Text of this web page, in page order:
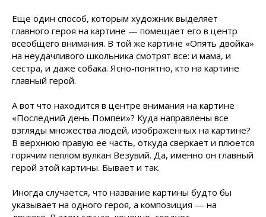
Еще один способ, которым художник выделяет
главного героя на картине — помещает его в центр
всеобщего внимания. В той же картине «Опять двойка»
на неудачливого школьника смотрят все: и мама, и
сестра, и даже собака. Ясно-понятно, кто на картине
главный герой.
А вот что находится в центре внимания на картине
«Последний день Помпеи»? Куда направлены все
взгляды множества людей, изображенных на картине?
В верхнюю правую ее часть, откуда сверкает и плюется
горячим пеплом вулкан Везувий. Да, именно он главный
герой этой картины. Бывает и так.
Иногда случается, что название картины будто бы
указывает на одного героя, а композиция — на